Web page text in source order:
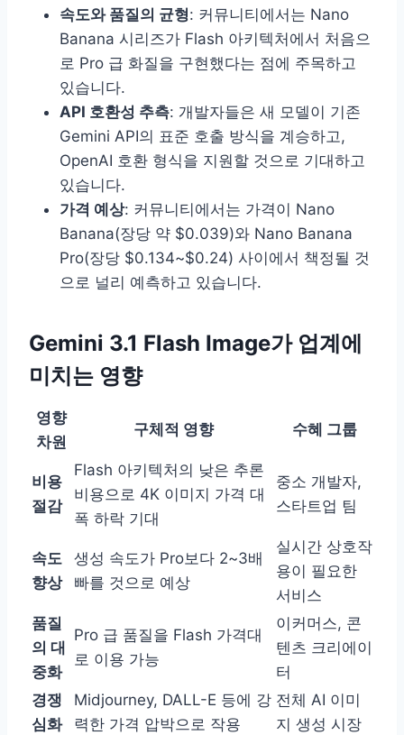
속도와 품질의 균형: 커뮤니티에서는 Nano
Banana 시리즈가 Flash 아키텍처에서 처음으
로 Pro 급 화질을 구현했다는 점에 주목하고
있습니다.
API 호환성 추측: 개발자들은 새 모델이 기존
Gemini API의 표준 호출 방식을 계승하고,
OpenAI 호환 형식을 지원할 것으로 기대하고
있습니다.
가격 예상: 커뮤니티에서는 가격이 Nano
Banana(장당 약 $0.039)와 Nano Banana
Pro(장당 $0.134~$0.24) 사이에서 책정될 것
으로 널리 예측하고 있습니다.
Gemini 3.1 Flash Image가 업계에
미치는 영향
영향
차원
구체적 영향 수혜 그룹
비용
절감
Flash 아키텍처의 낮은 추론
비용으로 4K 이미지 가격 대
폭 하락 기대
중소 개발자,
스타트업 팀
속도
향상
생성 속도가 Pro보다 2~3배
빠를 것으로 예상
실시간 상호작
용이 필요한
서비스
품질
의 대
중화
Pro 급 품질을 Flash 가격대
로 이용 가능
이커머스, 콘
텐츠 크리에이
터
경쟁
심화
Midjourney, DALL-E 등에 강
력한 가격 압박으로 작용
전체 AI 이미
지 생성 시장